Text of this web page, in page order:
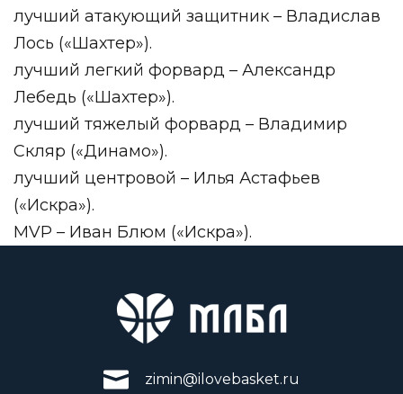
лучший атакующий защитник – Владислав
Лось («Шахтер»).
лучший легкий форвард – Александр
Лебедь («Шахтер»).
лучший тяжелый форвард – Владимир
Скляр («Динамо»).
лучший центровой – Илья Астафьев
(«Искра»).
MVP – Иван Блюм («Искра»).
zimin@ilovebasket.ru